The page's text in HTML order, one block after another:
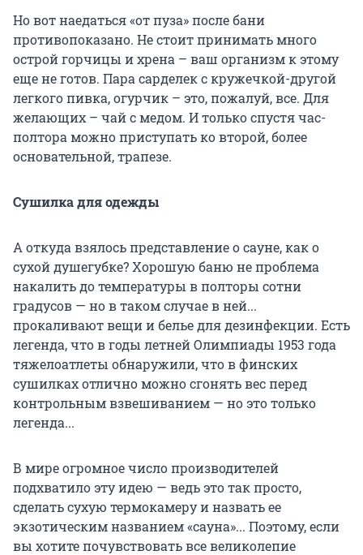
Но вот наедаться «от пуза» после бани
противопоказано. Не стоит принимать много
острой горчицы и хрена – ваш организм к этому
еще не готов. Пара сарделек с кружечкой-другой
легкого пивка, огурчик – это, пожалуй, все. Для
желающих – чай с медом. И только спустя час-
полтора можно приступать ко второй, более
основательной, трапезе.
Сушилка для одежды
А откуда взялось представление о сауне, как о
сухой душегубке? Хорошую баню не проблема
накалить до температуры в полторы сотни
градусов — но в таком случае в ней...
прокаливают вещи и белье для дезинфекции. Есть
легенда, что в годы летней Олимпиады 1953 года
тяжелоатлеты обнаружили, что в финских
сушилках отлично можно сгонять вес перед
контрольным взвешиванием — но это только
легенда...
В мире огромное число производителей
подхватило эту идею — ведь это так просто,
сделать сухую термокамеру и назвать ее
экзотическим названием «сауна»... Поэтому, если
вы хотите почувствовать все великолепие